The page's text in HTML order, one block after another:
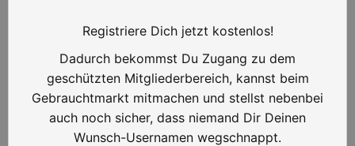
Registriere Dich jetzt kostenlos!
Dadurch bekommst Du Zugang zu dem
geschützten Mitgliederbereich, kannst beim
Gebrauchtmarkt mitmachen und stellst nebenbei
auch noch sicher, dass niemand Dir Deinen
Wunsch-Usernamen wegschnappt.